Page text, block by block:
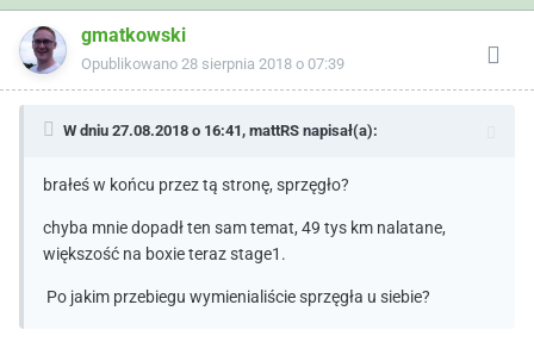
gmatkowski
Opublikowano 28 sierpnia 2018 o 07:39
W dniu 27.08.2018 o 16:41, mattRS napisał(a):
brałeś w końcu przez tą stronę, sprzęgło?
chyba mnie dopadł ten sam temat, 49 tys km nalatane,
większość na boxie teraz stage1.
Po jakim przebiegu wymienialiście sprzęgła u siebie?